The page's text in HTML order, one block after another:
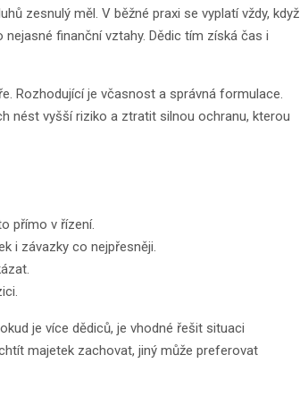
zesnulý měl. V běžné praxi se vyplatí vždy, když
finanční vztahy. Dědic tím získá čas i
Rozhodující je včasnost a správná formulace.
nést vyšší riziko a ztratit silnou ochranu, kterou
přímo v řízení.
i závazky co nejpřesněji.
je více dědiců, je vhodné řešit situaci
majetek zachovat, jiný může preferovat